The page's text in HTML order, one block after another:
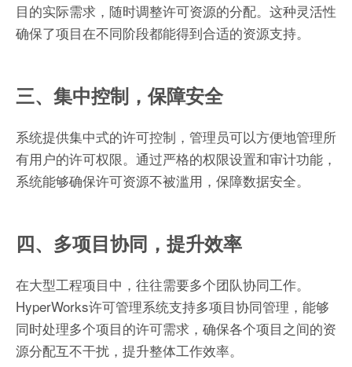
目的实际需求，随时调整许可资源的分配。这种灵活性
确保了项目在不同阶段都能得到合适的资源支持。
三、集中控制，保障安全
系统提供集中式的许可控制，管理员可以方便地管理所
有用户的许可权限。通过严格的权限设置和审计功能，
系统能够确保许可资源不被滥用，保障数据安全。
四、多项目协同，提升效率
在大型工程项目中，往往需要多个团队协同工作。
HyperWorks许可管理系统支持多项目协同管理，能够
同时处理多个项目的许可需求，确保各个项目之间的资
源分配互不干扰，提升整体工作效率。